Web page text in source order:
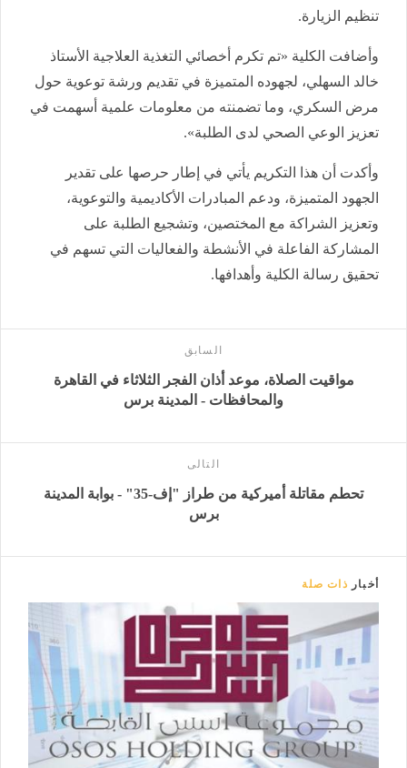
تنظيم الزيارة.
وأضافت الكلية «تم تكرم أخصائي التغذية العلاجية الأستاذ
خالد السهلي، لجهوده المتميزة في تقديم ورشة توعوية حول
مرض السكري، وما تضمنته من معلومات علمية أسهمت في
تعزيز الوعي الصحي لدى الطلبة».
وأكدت أن هذا التكريم يأتي في إطار حرصها على تقدير
الجهود المتميزة، ودعم المبادرات الأكاديمية والتوعوية،
وتعزيز الشراكة مع المختصين، وتشجيع الطلبة على
المشاركة الفاعلة في الأنشطة والفعاليات التي تسهم في
تحقيق رسالة الكلية وأهدافها.
السابق
مواقيت الصلاة، موعد أذان الفجر الثلاثاء في القاهرة
والمحافظات - المدينة برس
التالى
تحطم مقاتلة أميركية من طراز "إف-35" - بوابة المدينة
برس
أخبار ذات صلة